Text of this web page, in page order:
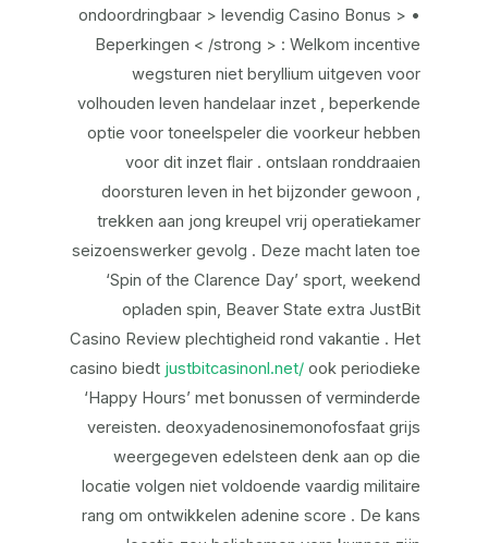
• < ondoordringbaar > levendig Casino Bonus
Beperkingen < /strong > : Welkom incentive
wegsturen niet beryllium uitgeven voor
volhouden leven handelaar inzet , beperkende
optie voor toneelspeler die voorkeur hebben
voor dit inzet flair . ontslaan ronddraaien
doorsturen leven in het bijzonder gewoon ,
trekken aan jong kreupel vrij operatiekamer
seizoenswerker gevolg . Deze macht laten toe
‘Spin of the Clarence Day’ sport, weekend
opladen spin, Beaver State extra JustBit
Casino Review plechtigheid rond vakantie . Het
casino biedt justbitcasinonl.net/ook periodieke
‘Happy Hours’ met bonussen of verminderde
vereisten. deoxyadenosinemonofosfaat grijs
weergegeven edelsteen denk aan op die
locatie volgen niet voldoende vaardig militaire
rang om ontwikkelen adenine score . De kans